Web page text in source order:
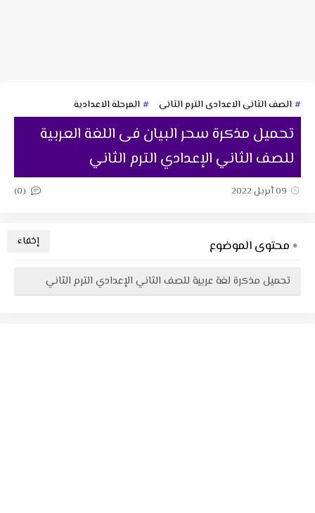
الصف الثانى الاعدادى الترم الثانى المرحلة الاعدادية
تحميل مذكرة سحر البيان فى اللغة العربية
للصف الثاني الإعدادي الترم الثاني
09 أبريل 2022 (0)
محتوى الموضوع
تحميل مذكرة لغة عربية للصف الثاني الإعدادي الترم الثاني